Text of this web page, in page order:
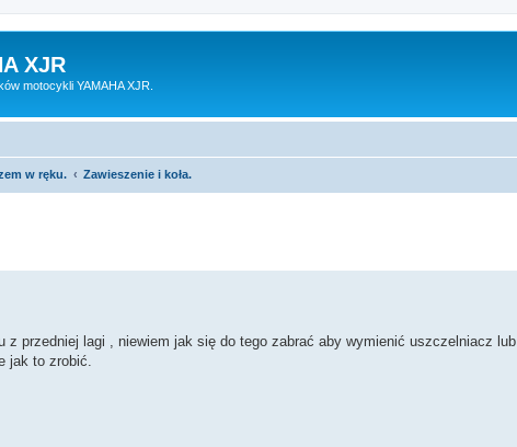
XJR
motocykli YAMAHA XJR.
w ręku. Zawieszenie i koła.
z przedniej lagi , niewiem jak się do tego zabrać aby wymienić uszczelniacz lub
jak to zrobić.